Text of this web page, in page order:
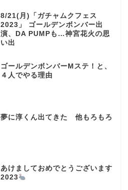
8/21(月)「ガチャムクフェス
2023」 ゴールデンボンバー出
演、DA PUMPも…神宮花火の思
い出
ゴールデンボンバーMステ！と、
４人でやる理由
夢に淳くん出てきた 他もろもろ
あけましておめでとうございます
2023